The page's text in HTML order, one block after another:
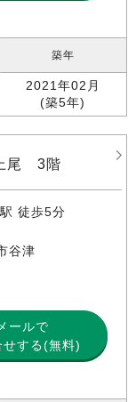
築年
2021年02月
(築5年)
尾 3階
徒歩5分
谷津
メールで
せする(無料)